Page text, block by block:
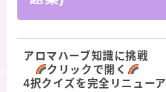
アロマハーブ知識に挑戦
クリックで開く
4択クイズを完全リニュー